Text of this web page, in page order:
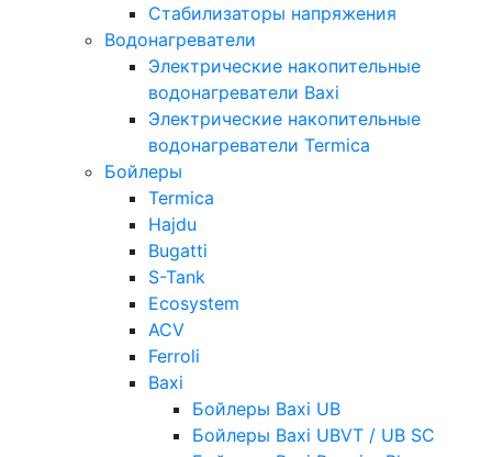
Стабилизаторы напряжения
Водонагреватели
Электрические накопительные
водонагреватели Baxi
Электрические накопительные
водонагреватели Termica
Бойлеры
Termica
Hajdu
Bugatti
S-Tank
Ecosystem
ACV
Ferroli
Baxi
Бойлеры Baxi UB
Бойлеры Baxi UBVT / UB SC